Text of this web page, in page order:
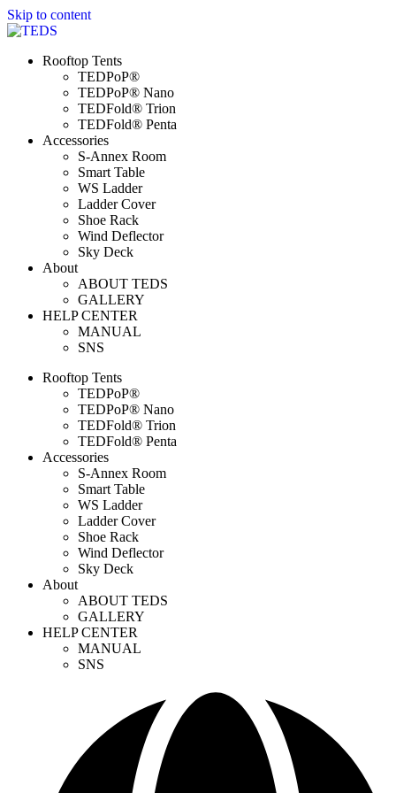
Skip to content
Rooftop Tents
TEDPoP®
TEDPoP® Nano
TEDFold® Trion
TEDFold® Penta
Accessories
S-Annex Room
Smart Table
WS Ladder
Ladder Cover
Shoe Rack
Wind Deflector
Sky Deck
About
ABOUT TEDS
GALLERY
HELP CENTER
MANUAL
SNS
Rooftop Tents
TEDPoP®
TEDPoP® Nano
TEDFold® Trion
TEDFold® Penta
Accessories
S-Annex Room
Smart Table
WS Ladder
Ladder Cover
Shoe Rack
Wind Deflector
Sky Deck
About
ABOUT TEDS
GALLERY
HELP CENTER
MANUAL
SNS